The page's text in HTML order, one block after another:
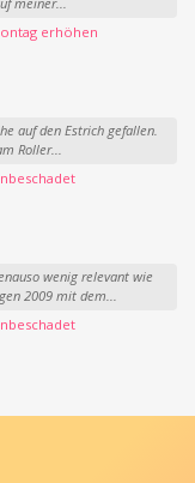
erhöhen
auf den Estrich gefallen.
Roller...
wenig relevant wie
2009 mit dem...